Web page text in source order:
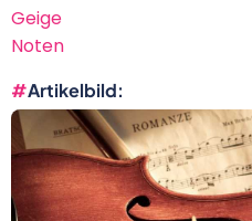
Geige
Noten
Artikelbild